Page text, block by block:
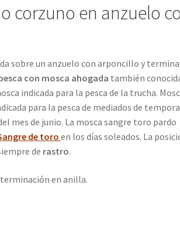
corzuno en anzuelo
sobre un anzuelo con arponcillo y
con mosca ahogada también
indicada para la pesca de la trucha.
para la pesca de mediados de
mes de junio. La mosca sangre toro pardo
de toro en los días soleados. La
de rastro.
en anilla.